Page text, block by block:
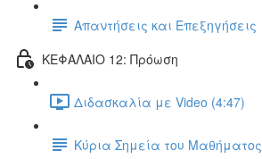
Απαντήσεις και Επεξηγήσεις
ΚΕΦΑΛΑΙΟ 12: Πρόωση
Διδασκαλία με Video (4:47)
Κύρια Σημεία του Μαθήματος